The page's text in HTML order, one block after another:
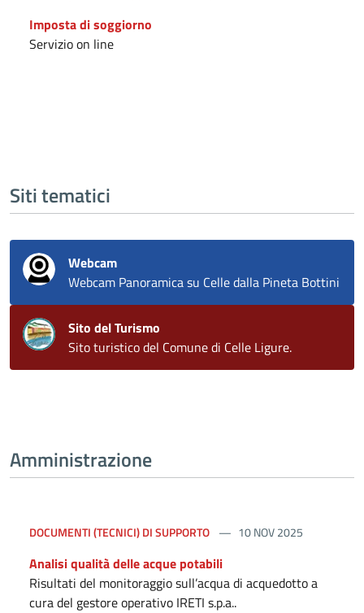
Imposta di soggiorno
Servizio on line
Siti tematici
Webcam
Webcam Panoramica su Celle dalla Pineta Bottini
Sito del Turismo
Sito turistico del Comune di Celle Ligure.
Amministrazione
DOCUMENTI (TECNICI) DI SUPPORTO 10 NOV 2025
Analisi qualità delle acque potabili
Risultati del monitoraggio sull’acqua di acquedotto a
cura del gestore operativo IRETI s.p.a..